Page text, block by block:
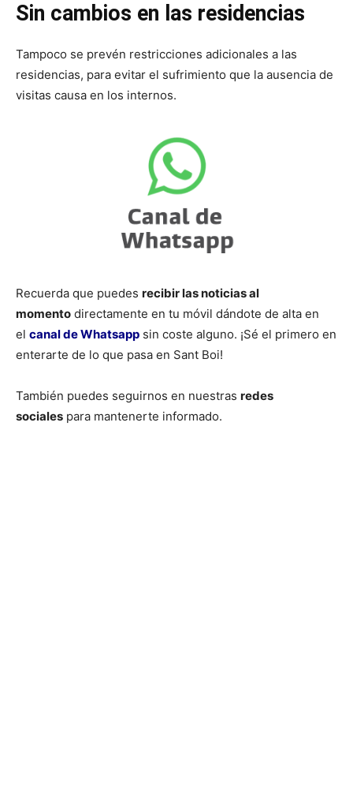
Sin cambios en las residencias
Tampoco se prevén restricciones adicionales a las
residencias, para evitar el sufrimiento que la ausencia de
visitas causa en los internos.
Recuerda que puedes recibir las noticias al
momento directamente en tu móvil dándote de alta en
el canal de Whatsapp sin coste alguno. ¡Sé el primero en
enterarte de lo que pasa en Sant Boi!
También puedes seguirnos en nuestras redes
sociales para mantenerte informado.